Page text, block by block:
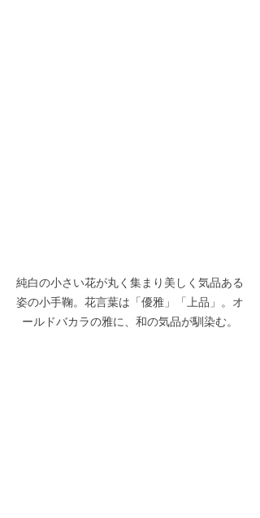
純白の小さい花が丸く集まり美しく気品ある
姿の小手鞠。花言葉は「優雅」「上品」。オ
ールドバカラの雅に、和の気品が馴染む。